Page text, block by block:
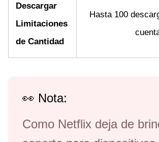
Descargar
Limitaciones
de Cantidad
Hasta 100
👀 Nota:
Como Netflix deja de